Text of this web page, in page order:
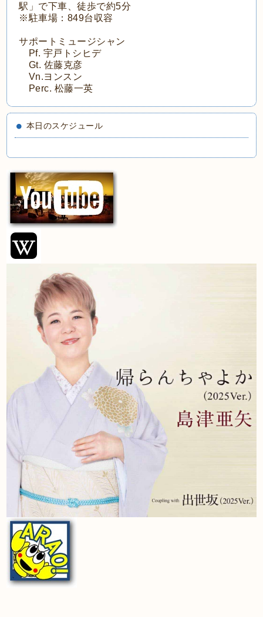
駅」で下車、徒歩で約5分
※駐車場：849台収容
サポートミュージシャン
Pf. 宇戸トシヒデ
Gt. 佐藤克彦
Vn.ヨンスン
Perc. 松藤一英
本日のスケジュール